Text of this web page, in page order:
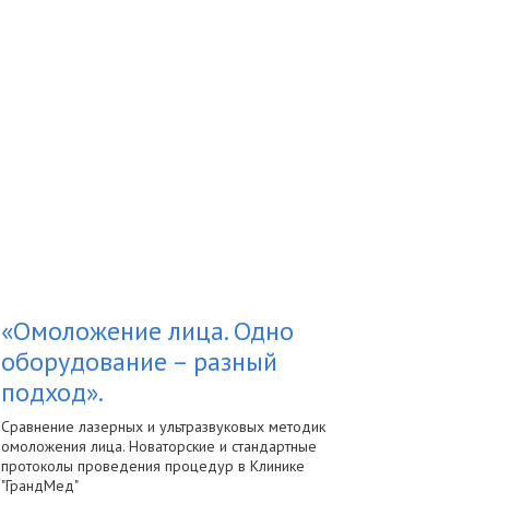
«Омоложение лица. Одно
оборудование – разный
подход».
Сравнение лазерных и ультразвуковых методик
омоложения лица. Новаторские и стандартные
протоколы проведения процедур в Клинике
"ГрандМед"